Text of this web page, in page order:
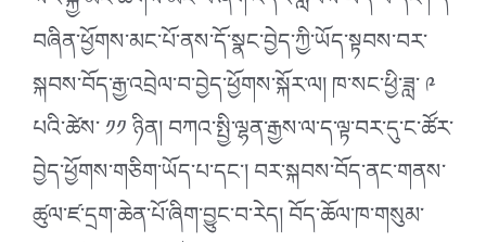
བཞིན་ཕྱོགས་མང་པོ་ནས་དོ་སྣང་བྱེད་ཀྱི་ཡོད་སྟབས་བར་
སྐབས་བོད་རྒྱ་འབྲེལ་བ་བྱེད་ཕྱོགས་སྐོར་ལ། ཁ་སང་ཕྱི་ཟླ་ ༩
པའི་ཚེས་ ༡༡ ཉིན། བཀའ་སྤྱི་ལྷན་རྒྱས་ལ་ད་ལྟ་བར་དུ་ང་ཚོར་
བྱེད་ཕྱོགས་གཅིག་ཡོད་པ་དང༌། བར་སྐབས་བོད་ནང་གནས་
ཚུལ་ཛ་དྲག་ཆེན་པོ་ཞིག་བྱུང་བ་རེད། བོད་ཆོལ་ཁ་གསུམ་